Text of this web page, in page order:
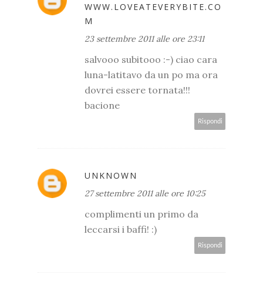
WWW.LOVEATEVERYBITE.CO
M
23 settembre 2011 alle ore 23:11
salvooo subitooo :-) ciao cara
luna-latitavo da un po ma ora
dovrei essere tornata!!!
bacione
Rispondi
UNKNOWN
27 settembre 2011 alle ore 10:25
complimenti un primo da
leccarsi i baffi! :)
Rispondi